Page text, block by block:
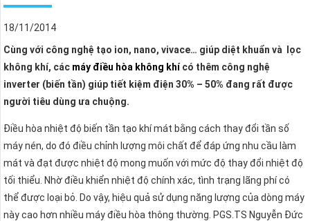
18/11/2014
Cùng với công nghệ tạo ion, nano, vivace… giúp diệt khuẩn và lọc
không khí, các máy điều hòa không khícó thêm công nghệ
inverter (biến tần) giúp tiết kiệm điện 30% – 50% đang rất được
người tiêu dùng ưa chuộng.
Điều hòa nhiệt độ biến tần tạo khí mát bằng cách thay đổi tần số
máy nén, do đó điều chỉnh lượng môi chất để đáp ứng nhu cầu làm
mát và đạt được nhiệt độ mong muốn với mức độ thay đổi nhiệt độ
tối thiểu. Nhờ điều khiển nhiệt độ chính xác, tình trạng lãng phí có
thể được loại bỏ. Do vậy, hiệu quả sử dụng năng lượng của dòng máy
này cao hơn nhiều máy điều hòa thông thường. PGS.TS Nguyễn Đức